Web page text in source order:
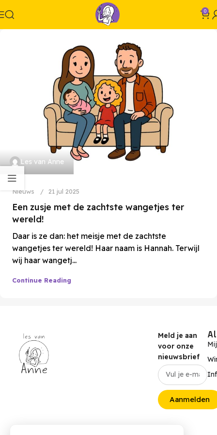
0
Les van Anne
Nieuws 21 jul 2025
Een zusje met de zachtste wangetjes ter
wereld!
Daar is ze dan: het meisje met de zachtste
wangetjes ter wereld! Haar naam is Hannah. Terwijl
wij haar wangetj...
Continue Reading
Meld je aan
voor onze
nieuwsbrief
Aanmelden